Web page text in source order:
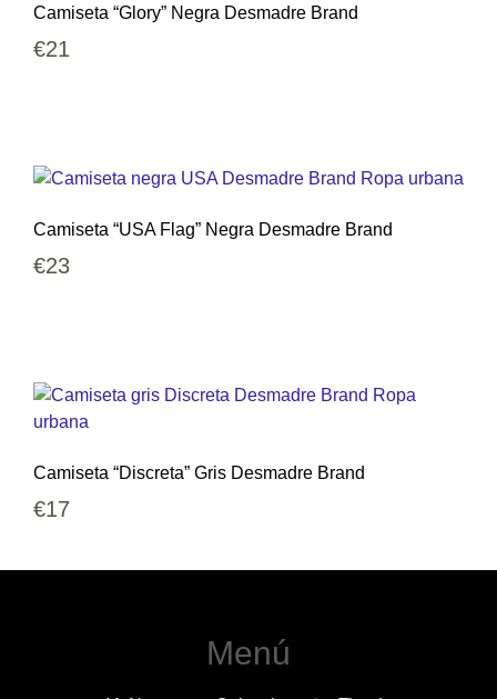
Camiseta “Glory” Negra Desmadre Brand
€21
Camiseta “USA Flag” Negra Desmadre Brand
€23
Camiseta “Discreta” Gris Desmadre Brand
€17
Menú